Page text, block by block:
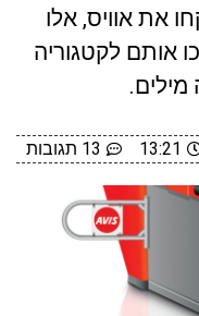
את אוויס, אלו
אותם לקטגוריה
13:21 13 תגובות